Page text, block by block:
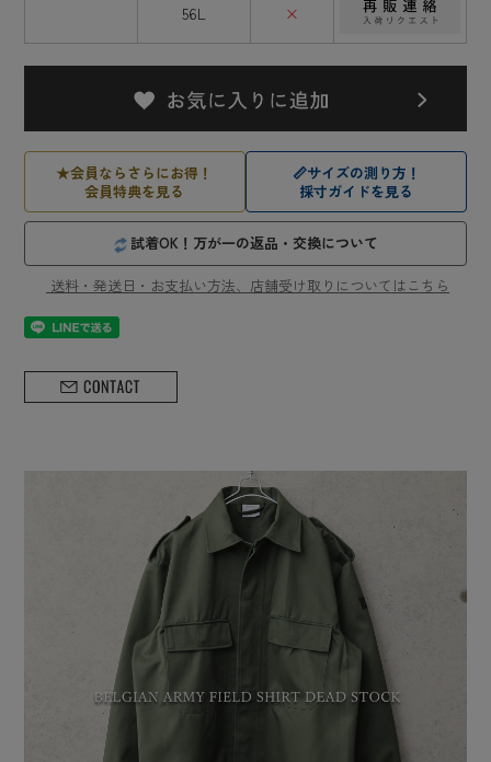
56L ×
★会員ならさらにお得！
会員特典を見る
📏サイズの測り方！
採寸ガイドを見る
試着OK！万が一の返品・交換について
送料・発送日・お支払い方法、店舗受け取りについてはこちら